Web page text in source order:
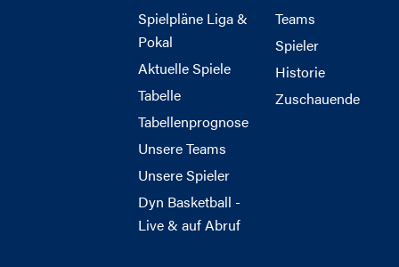
Spielpläne Liga &
Pokal
Aktuelle Spiele
Tabelle
Tabellenprognose
Unsere Teams
Unsere Spieler
Dyn Basketball -
Live & auf Abruf
Teams
Spieler
Historie
Zuschauende